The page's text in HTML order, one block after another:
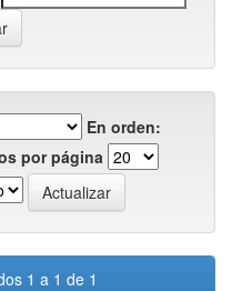
En orden:
por página
1 a 1 de 1